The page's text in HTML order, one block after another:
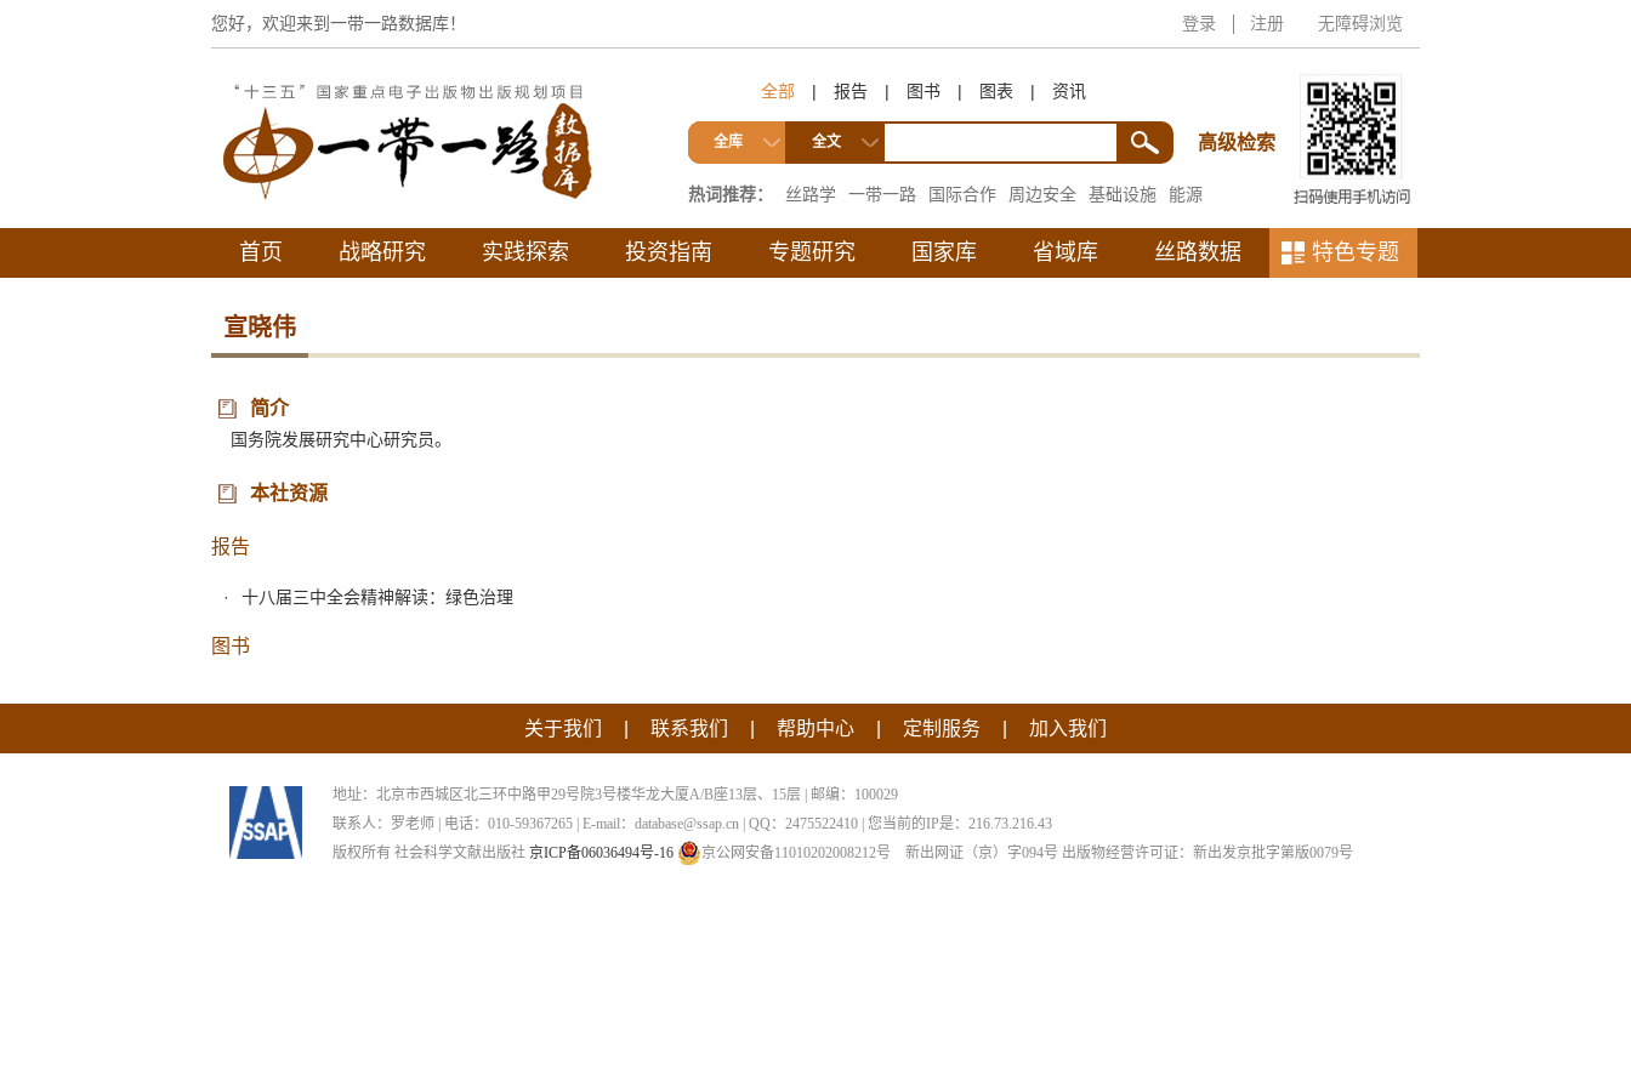
登录 注册 无障碍浏览
您好，欢迎来到一带一路数据库！
全部 | 报告 | 图书 | 图表 | 资讯
全库 全文 高级检索
热词推荐： 丝路学 一带一路 国际合作 周边安全 基础设施
能源
互联互通
首页 战略研究 实践探索 投资指南 专题研究 国家库 省域库 丝路数据 特色专题
宣晓伟
简介
国务院发展研究中心研究员。
本社资源
报告
十八届三中全会精神解读：绿色治理
图书
关于我们 联系我们 帮助中心 定制服务 加入我们
地址：北京市西城区北三环中路甲29号院3号楼华龙大厦A/B座13层、15层 | 邮编：100029
联系人：罗老师 | 电话：010-59367265 | E-mail：database@ssap.cn | QQ：2475522410 | 您当前的IP是： 216.73.216.43
版权所有 社会科学文献出版社 京ICP备06036494号-16 京公网安备11010202008212号 新出网证（京）字094号 出版物经营许可证：新出发京批字第版0079号